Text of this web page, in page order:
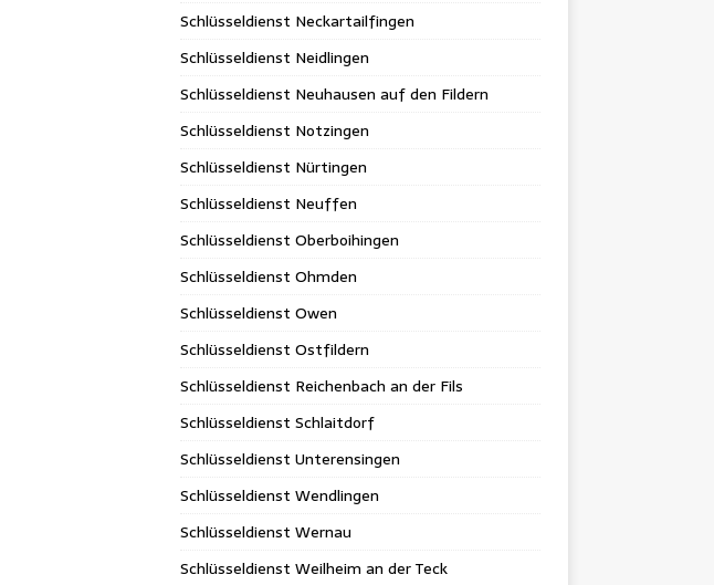
Schlüsseldienst Neckartailfingen
Schlüsseldienst Neidlingen
Schlüsseldienst Neuhausen auf den Fildern
Schlüsseldienst Notzingen
Schlüsseldienst Nürtingen
Schlüsseldienst Neuffen
Schlüsseldienst Oberboihingen
Schlüsseldienst Ohmden
Schlüsseldienst Owen
Schlüsseldienst Ostfildern
Schlüsseldienst Reichenbach an der Fils
Schlüsseldienst Schlaitdorf
Schlüsseldienst Unterensingen
Schlüsseldienst Wendlingen
Schlüsseldienst Wernau
Schlüsseldienst Weilheim an der Teck